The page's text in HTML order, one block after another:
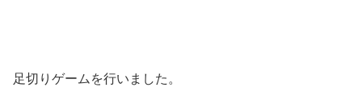
足切りゲームを行いました。